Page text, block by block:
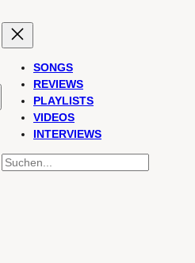
SONGS
REVIEWS
PLAYLISTS
VIDEOS
INTERVIEWS
SUCHEN